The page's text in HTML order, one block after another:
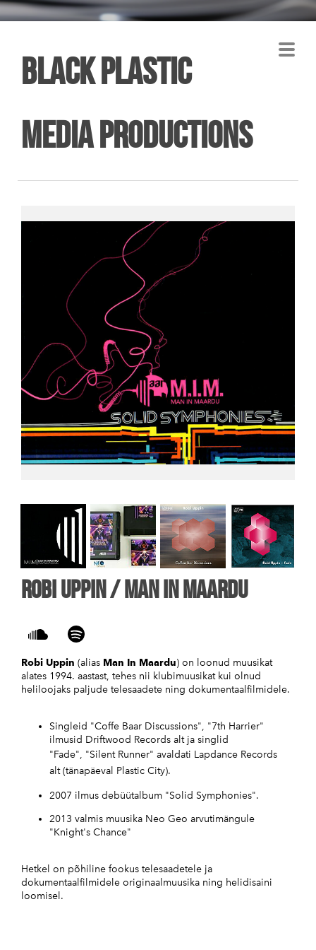
Black plastic
Media Productions
Robi Uppin / Man in Maardu
Robi Uppin (alias Man In Maardu) on loonud muusikat
alates 1994. aastast, tehes nii klubimuusikat kui olnud
heliloojaks paljude telesaadete ning dokumentaalfilmidele.
Singleid "Coffe Baar Discussions", "7th Harrier"
ilmusid Driftwood Records alt ja singlid
"Fade", "Silent Runner" avaldati Lapdance Records
alt(tänapäeval Plastic City).
2007 ilmus debüütalbum "Solid Symphonies".
2013 valmis muusika Neo Geo arvutimängule
"Knight's Chance"
Hetkel on põhiline fookus telesaadetele ja
dokumentaalfilmidele originaalmuusika ning helidisaini
loomisel.